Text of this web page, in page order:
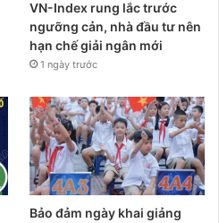
VN-Index rung lắc trước
ngưỡng cản, nhà đầu tư nên
hạn chế giải ngân mới
1 ngày trước
Bảo đảm ngày khai giảng